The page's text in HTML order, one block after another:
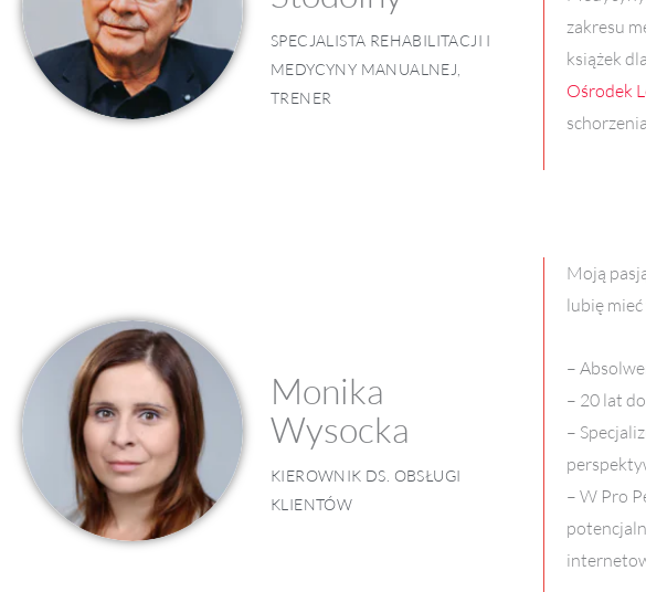
SPECJALISTA REHABILITACJI I
MEDYCYNY MANUALNEJ,
TRENER
zakresu
książek
Ośrodek
Monika
Wysocka
KIEROWNIK DS. OBSŁUGI
KLIENTÓW
Moją
lubię
–
– 20 lat
–
– W Pro